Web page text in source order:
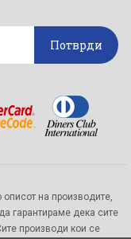
Потврди
на производите,
гарантираме дека сите
производи кои се